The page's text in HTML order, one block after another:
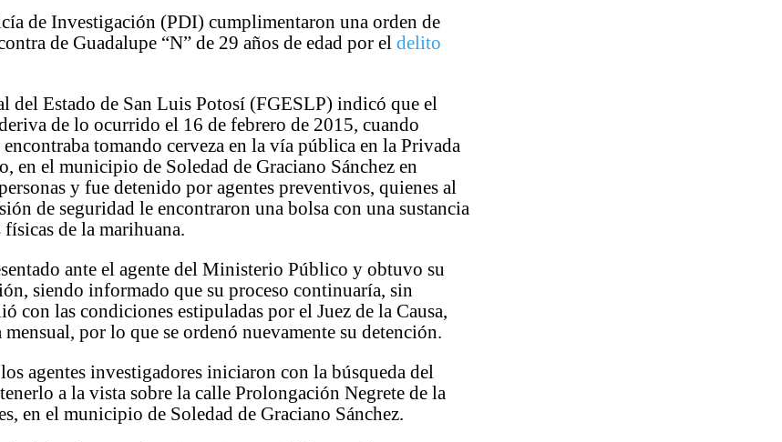
de Investigación (PDI) cumplimentaron una orden de
de Guadalupe “N” de 29 años de edad por eldelito
del Estado de San Luis Potosí (FGESLP) indicó que el
de lo ocurrido el 16 de febrero de 2015, cuando
encontraba tomando cerveza en la vía pública en la Privada
en el municipio de Soledad de Graciano Sánchez en
y fue detenido por agentes preventivos, quienes al
de seguridad le encontraron una bolsa con una sustancia
de la marihuana.
ante el agente del Ministerio Público y obtuvo su
siendo informado que su proceso continuaría, sin
con las condiciones estipuladas por el Juez de la Causa,
por lo que se ordenó nuevamente su detención.
agentes investigadores iniciaron con la búsqueda del
a la vista sobre la calle Prolongación Negrete de la
en el municipio de Soledad de Graciano Sánchez.